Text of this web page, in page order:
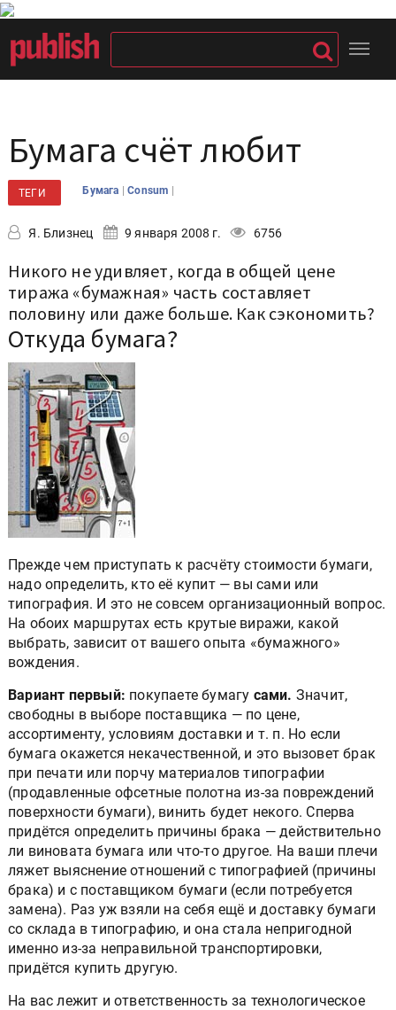
Бумага счёт любит
ТЕГИ Бумага |Consum |
Я. Близнец 9 января 2008 г. 6756
Никого не удивляет, когда в общей цене
тиража «бумажная» часть составляет
половину или даже больше. Как сэкономить?
Откуда бумага?
Прежде чем приступать к расчёту стоимости бумаги,
надо определить, кто её купит — вы сами или
типография. И это не совсем организационный вопрос.
На обоих маршрутах есть крутые виражи, какой
выбрать, зависит от вашего опыта «бумажного»
вождения.
Вариант первый: покупаете бумагу сами. Значит,
свободны в выборе поставщика — по цене,
ассортименту, условиям доставки и т. п. Но если
бумага окажется некачественной, и это вызовет брак
при печати или порчу материалов типографии
(продавленные офсетные полотна из-за повреждений
поверхности бумаги), винить будет некого. Сперва
придётся определить причины брака — действительно
ли виновата бумага или что-то другое. На ваши плечи
ляжет выяснение отношений с типографией (причины
брака) и с поставщиком бумаги (если потребуется
замена). Раз уж взяли на себя ещё и доставку бумаги
со склада в типографию, и она стала непригодной
именно из-за неправильной транспортировки,
придётся купить другую.
На вас лежит и ответственность за технологическое